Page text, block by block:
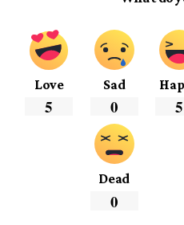
Love
5
Sad
0 5
Dead
0